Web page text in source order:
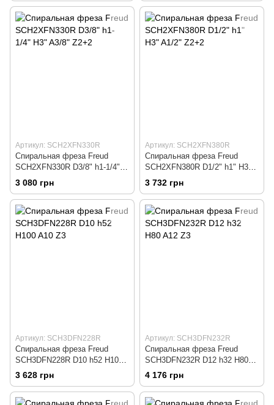
Артикул: SCH2XFN330R
Спиральная фреза Freud
SCH2XFN330R D3/8" h1-1/4"
H3" A3/8" Z2+2
3 080 грн
Артикул: SCH2XFN380R
Спиральная фреза Freud
SCH2XFN380R D1/2" h1" H3"
A1/2" Z2+2
3 732 грн
Артикул: SCH3DFN228R
Спиральная фреза Freud
SCH3DFN228R D10 h52 H100
A10 Z3
3 628 грн
Артикул: SCH3DFN232R
Спиральная фреза Freud
SCH3DFN232R D12 h32 H80
A12 Z3
4 176 грн